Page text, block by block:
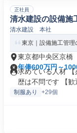
正社員
清水建設の設備施
清水建設 本社
東京｜設備施工管理
東京都中央区京橋
年俸600万円～
求めている人材
歴は不問です 【歓
制服あり +29個